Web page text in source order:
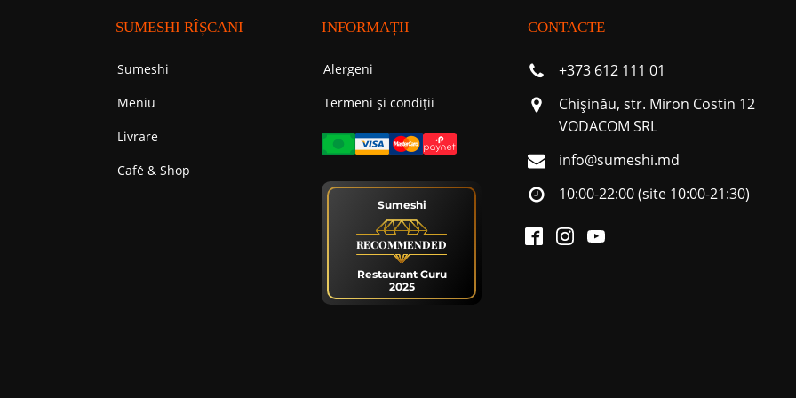
SUMESHI RÎȘCANI
Sumeshi
Meniu
Livrare
Cafе́ & Shop
INFORMAȚII
Alergeni
Termeni și condiții
Sumeshi
RECOMMENDED
Restaurant Guru
2025
CONTACTE
+373 612 111 01
Chişinău, str. Miron Costin 12
VODACOM SRL
info@sumeshi.md
10:00-22:00 (site 10:00-21:30)